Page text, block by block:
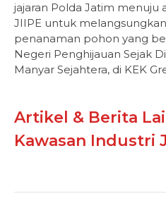
jajaran Polda Jatim menuju
JIIPE untuk
penanaman pohon yang
Negeri Penghijauan Sejak
Manyar Sejahtera, di KEK
Artikel & Berita
Kawasan Industri